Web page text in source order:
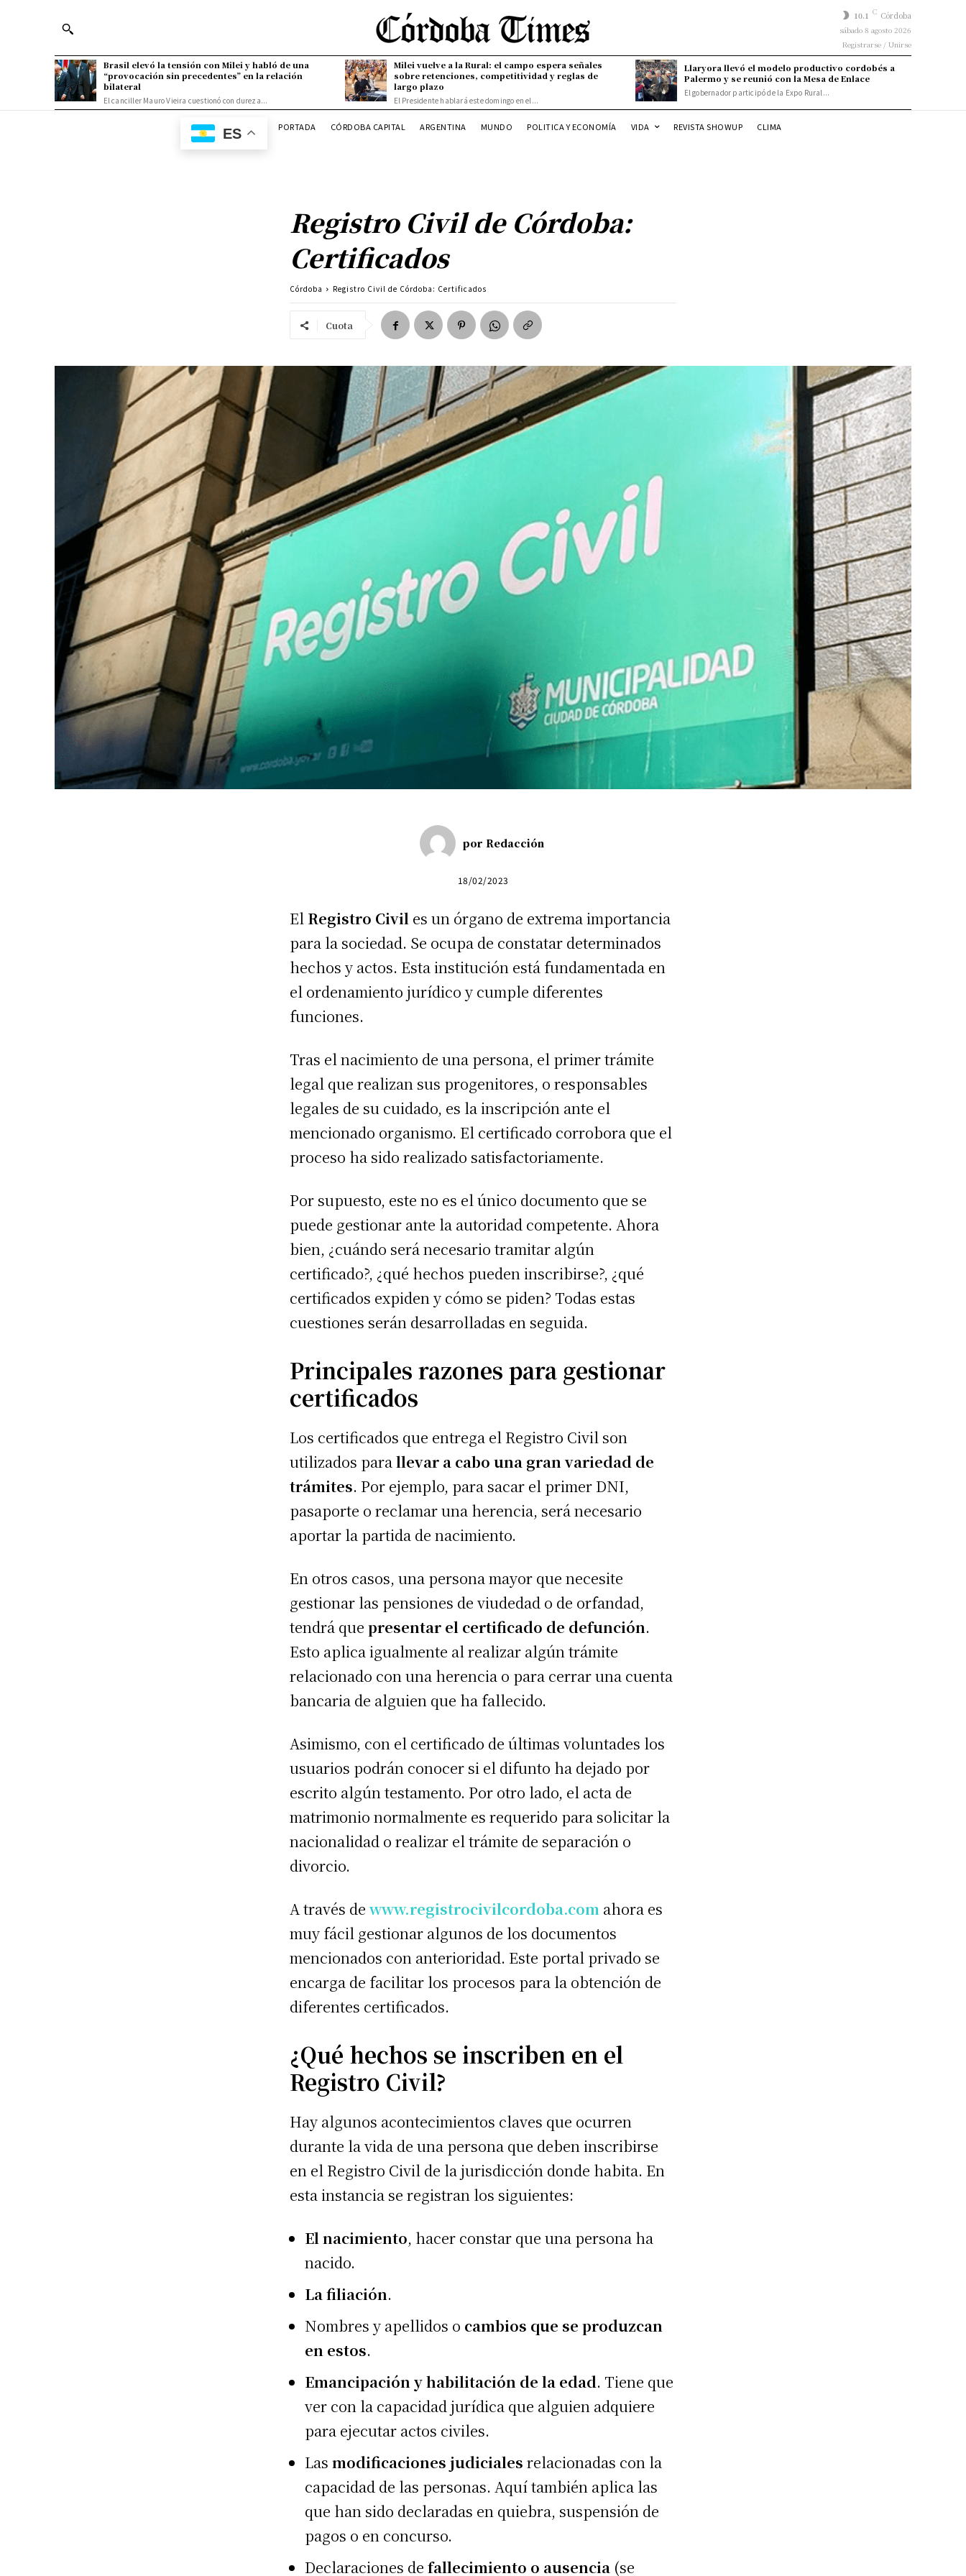
10.1 C Córdoba
sábado 8 agosto 2026
Registrarse / Unirse
Brasil elevó la tensión con Milei y habló de una
“provocación sin precedentes” en la relación
bilateral
El canciller Mauro Vieira cuestionó con dureza...
Milei vuelve a la Rural: el campo espera señales
sobre retenciones, competitividad y reglas de
largo plazo
El Presidente hablará este domingo en el...
Llaryora llevó el modelo productivo cordobés a
Palermo y se reunió con la Mesa de Enlace
El gobernador participó de la Expo Rural...
ES PORTADA CÓRDOBA CAPITAL ARGENTINA MUNDO POLITICA Y ECONOMÍA VIDA REVISTA SHOWUP CLIMA
Registro Civil de Córdoba:
Certificados
Córdoba Registro Civil de Córdoba: Certificados
Cuota
por Redacción
18/02/2023
El Registro Civil es un órgano de extrema importancia
para la sociedad. Se ocupa de constatar determinados
hechos y actos. Esta institución está fundamentada en
el ordenamiento jurídico y cumple diferentes
funciones.
Tras el nacimiento de una persona, el primer trámite
legal que realizan sus progenitores, o responsables
legales de su cuidado, es la inscripción ante el
mencionado organismo. El certificado corrobora que el
proceso ha sido realizado satisfactoriamente.
Por supuesto, este no es el único documento que se
puede gestionar ante la autoridad competente. Ahora
bien, ¿cuándo será necesario tramitar algún
certificado?, ¿qué hechos pueden inscribirse?, ¿qué
certificados expiden y cómo se piden? Todas estas
cuestiones serán desarrolladas en seguida.
Principales razones para gestionar
certificados
Los certificados que entrega el Registro Civil son
utilizados parallevar a cabo una gran variedad de
trámites. Por ejemplo, para sacar el primer DNI,
pasaporte o reclamar una herencia, será necesario
aportar la partida de nacimiento.
En otros casos, una persona mayor que necesite
gestionar las pensiones de viudedad o de orfandad,
tendrá quepresentar el certificado de defunción.
Esto aplica igualmente al realizar algún trámite
relacionado con una herencia o para cerrar una cuenta
bancaria de alguien que ha fallecido.
Asimismo, con el certificado de últimas voluntades los
usuarios podrán conocer si el difunto ha dejado por
escrito algún testamento. Por otro lado, el acta de
matrimonio normalmente es requerido para solicitar la
nacionalidad o realizar el trámite de separación o
divorcio.
A través dewww.registrocivilcordoba.com ahora es
muy fácil gestionar algunos de los documentos
mencionados con anterioridad. Este portal privado se
encarga de facilitar los procesos para la obtención de
diferentes certificados.
¿Qué hechos se inscriben en el
Registro Civil?
Hay algunos acontecimientos claves que ocurren
durante la vida de una persona que deben inscribirse
en el Registro Civil de la jurisdicción donde habita. En
esta instancia se registran los siguientes:
El nacimiento, hacer constar que una persona ha
nacido.
La filiación.
Nombres y apellidos o cambios que se produzcan
en estos.
Emancipación y habilitación de la edad. Tiene que
ver con la capacidad jurídica que alguien adquiere
para ejecutar actos civiles.
Lasmodificaciones judicialesrelacionadas con la
capacidad de las personas. Aquí también aplica las
que han sido declaradas en quiebra, suspensión de
pagos o en concurso.
Declaraciones defallecimiento o ausencia (se